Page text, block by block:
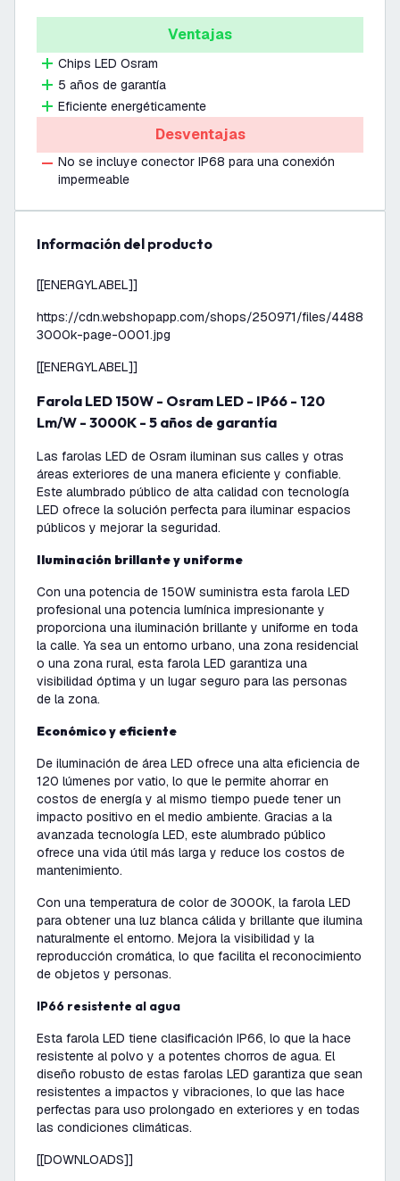
Ventajas
Chips LED Osram
5 años de garantía
Eficiente energéticamente
Desventajas
No se incluye conector IP68 para una conexión
impermeable
información del producto
[[ENERGYLABEL]]
https://cdn.webshopapp.com/shops/250971/files/
3000k-page-0001.jpg
[[ENERGYLABEL]]
Farola LED 150W - Osram LED - IP66 - 120
Lm/W - 3000K - 5 años de garantía
Las farolas LED de Osram iluminan sus calles y otras
áreas exteriores de una manera eficiente y confiable.
Este alumbrado público de alta calidad con tecnología
LED ofrece la solución perfecta para iluminar espacios
públicos y mejorar la seguridad.
Iluminación brillante y uniforme
Con una potencia de 150W suministra esta farola LED
profesionaluna potencia lumínica impresionante y
proporciona una iluminación brillante y uniforme en toda
la calle. Ya sea un entorno urbano, una zona residencial
o una zona rural, esta farola LED garantiza una
visibilidad óptima y un lugar seguro para las personas
de la zona.
Económico y eficiente
De iluminación de área LED ofrece una alta eficiencia de
120 lúmenes por vatio, lo que le permite ahorrar en
costos de energía y al mismo tiempo puede tener un
impacto positivo en el medio ambiente. Gracias a la
avanzada tecnología LED, este alumbrado público
ofrece una vida útil más larga y reduce los costos de
mantenimiento.
Con una temperatura de color de 3000K, la farola LED
para obtener una luz blanca cálida y brillante que ilumina
naturalmente el entorno. Mejora la visibilidad y la
reproducción cromática, lo que facilita el reconocimiento
de objetos y personas.
IP66 resistente al agua
Esta farola LED tiene clasificación IP66, lo que la hace
resistente al polvo y a potentes chorros de agua. El
diseño robusto de estas farolas LED garantiza que sean
resistentes a impactos y vibraciones, lo que las hace
perfectas para uso prolongado en exteriores y en todas
las condiciones climáticas.
[[DOWNLOADS]]